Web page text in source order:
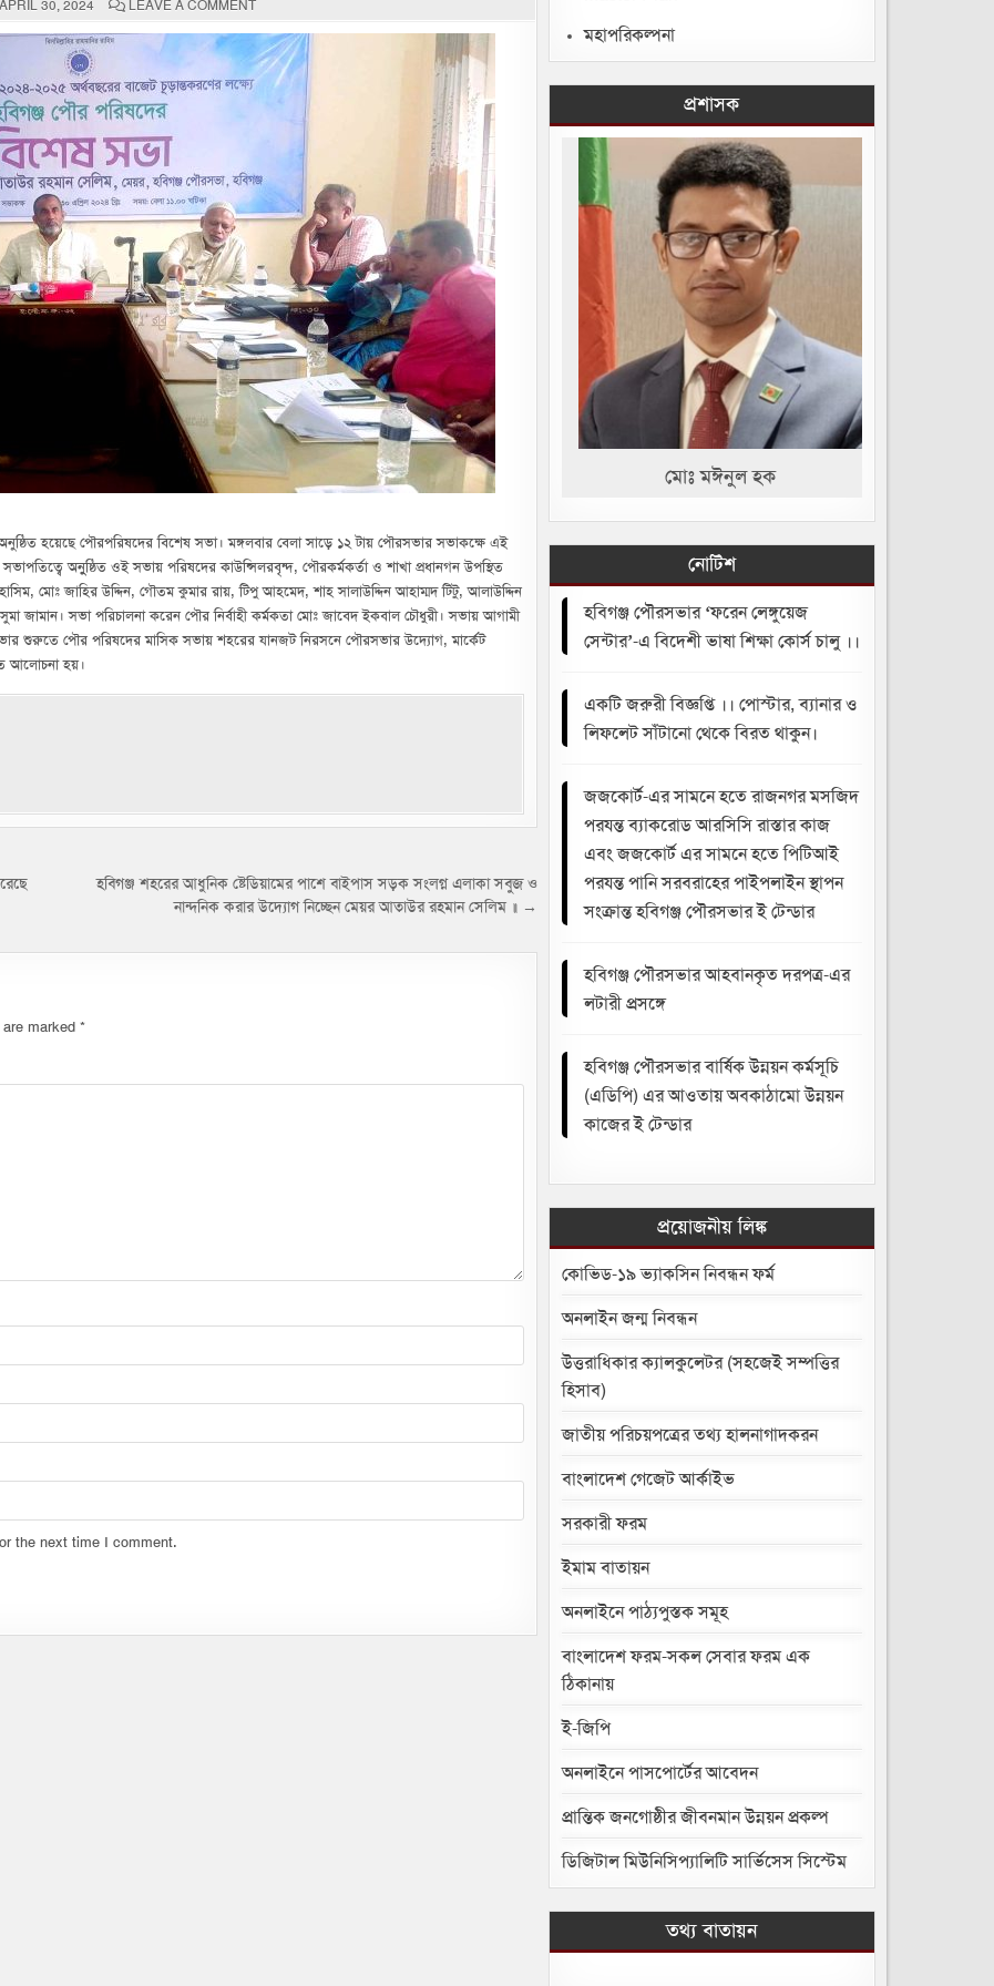
APRIL 30, 2024 LEAVE A COMMENTON
অর্থবছরের
বাজেট
চুড়ান্তকরণের
লক্ষ্যে
অনুষ্ঠিত
পৌরপরিষদের
হয়েছে পৌরপরিষদের বিশেষ সভা। মঙ্গলবার বেলা সাড়ে ১২ টায় পৌরসভার সভাকক্ষে এই
অনুুষ্ঠিত ওই সভায় পরিষদের কাউন্সিলরবৃন্দ, পৌরকর্মকর্তা ও শাখা প্রধানগন উপস্থিত
মোঃ জাহির উদ্দিন, গৌতম কুমার রায়, টিপু আহমেদ, শাহ সালাউদ্দিন আহাম্মদ টিটু, আলাউদ্দিন
জামান। সভা পরিচালনা করেন পৌর নির্বাহী কর্মকতা মোঃ জাবেদ ইকবাল চৌধুরী। সভায় আগামী
শুরুতে পৌর পরিষদের মাসিক সভায় শহরের যানজট নিরসনে পৌরসভার উদ্যোগ, মার্কেট
আলোচনা হয়।
হবিগঞ্জ শহরের আধুনিক ষ্টেডিয়ামের পাশে বাইপাস সড়ক সংলগ্ন এলাকা সবুজ ও
নান্দনিক করার উদ্যোগ নিচ্ছেন মেয়র আতাউর রহমান সেলিম ॥ →
marked *
the next time I comment.
মহাপরিকল্পনা
প্রশাসক
মোঃ মঈনুল হক
নোটিশ
হবিগঞ্জ পৌরসভার ‘ফরেন লেঙ্গুয়েজ
সেন্টার’-এ বিদেশী ভাষা শিক্ষা কোর্স চালু ।।
একটি জরুরী বিজ্ঞপ্তি ।। পোস্টার, ব্যানার ও
লিফলেট সাঁটানো থেকে বিরত থাকুন।
জজকোর্ট-এর সামনে হতে রাজনগর মসজিদ
পরযন্ত ব্যাকরোড আরসিসি রাস্তার কাজ
এবং জজকোর্ট এর সামনে হতে পিটিআই
পরযন্ত পানি সরবরাহের পাইপলাইন স্থাপন
সংক্রান্ত হবিগঞ্জ পৌরসভার ই টেন্ডার
হবিগঞ্জ পৌরসভার আহবানকৃত দরপত্র-এর
লটারী প্রসঙ্গে
হবিগঞ্জ পৌরসভার বার্ষিক উন্নয়ন কর্মসূচি
(এডিপি) এর আওতায় অবকাঠামো উন্নয়ন
কাজের ই টেন্ডার
প্রয়োজনীয় লিঙ্ক
কোভিড-১৯ ভ্যাকসিন নিবন্ধন ফর্ম
অনলাইন জন্ম নিবন্ধন
উত্তরাধিকার ক্যালকুলেটর (সহজেই সম্পত্তির
হিসাব)
জাতীয় পরিচয়পত্রের তথ্য হালনাগাদকরন
বাংলাদেশ গেজেট আর্কাইভ
সরকারী ফরম
ইমাম বাতায়ন
অনলাইনে পাঠ্যপুস্তক সমূহ
বাংলাদেশ ফরম-সকল সেবার ফরম এক
ঠিকানায়
ই-জিপি
অনলাইনে পাসপোর্টের আবেদন
প্রান্তিক জনগোষ্ঠীর জীবনমান উন্নয়ন প্রকল্প
ডিজিটাল মিউনিসিপ্যালিটি সার্ভিসেস সিস্টেম
তথ্য বাতায়ন